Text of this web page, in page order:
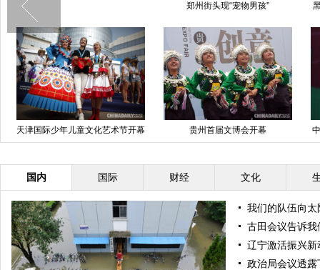
郑州街头现“宠物男孩”
天津国际少年儿童文化艺术节开幕 贵州首届文博会开幕
国内 国际 财经 文化
我们的队伍向太
古田会议告诉我
辽宁激活振兴新
政治局会议透